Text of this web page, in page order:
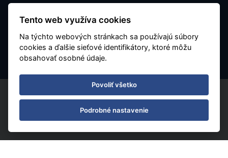
Charterové letenky
Nastavenie cookies
Tento web využíva cookies
Na týchto webových stránkach sa používajú súbory
cookies a ďalšie sieťové identifikátory, ktoré môžu
obsahovať osobné údaje.
Povoliť všetko
Podrobné nastavenie